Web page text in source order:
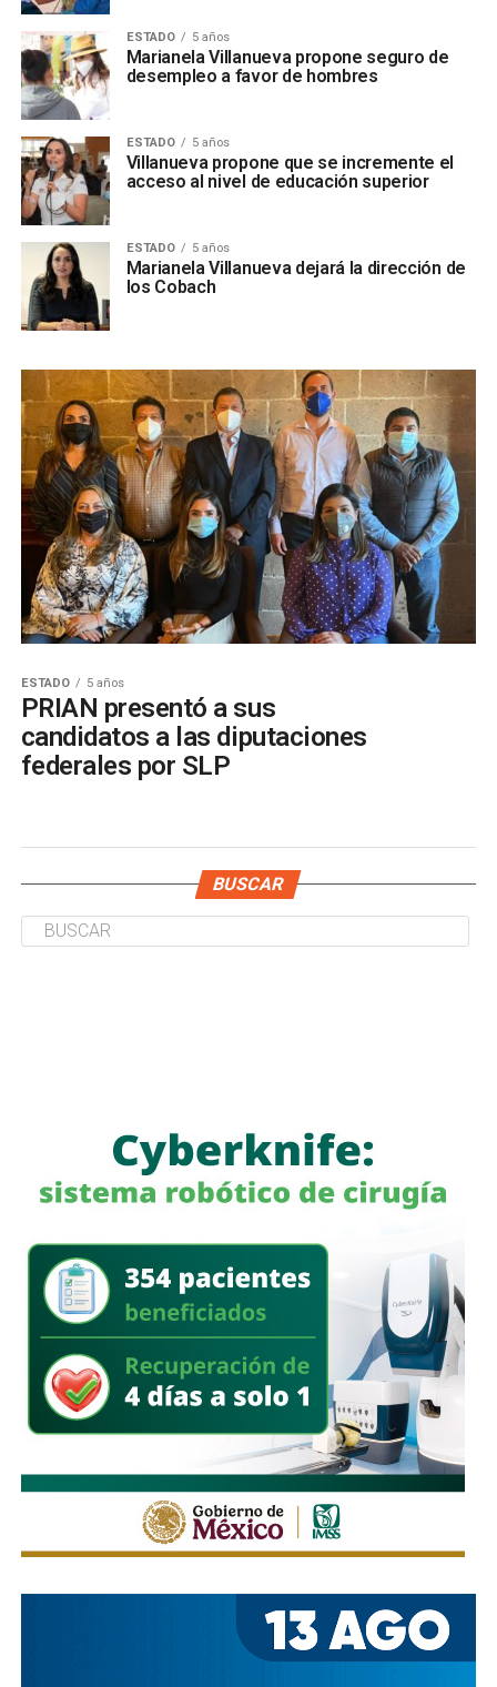
ESTADO 5 años
Marianela Villanueva propone seguro de
desempleo a favor de hombres
ESTADO 5 años
Villanueva propone que se incremente el
acceso al nivel de educación superior
ESTADO 5 años
Marianela Villanueva dejará la dirección de
los Cobach
ESTADO 5 años
PRIAN presentó a sus
candidatos a las diputaciones
federales por SLP
BUSCAR